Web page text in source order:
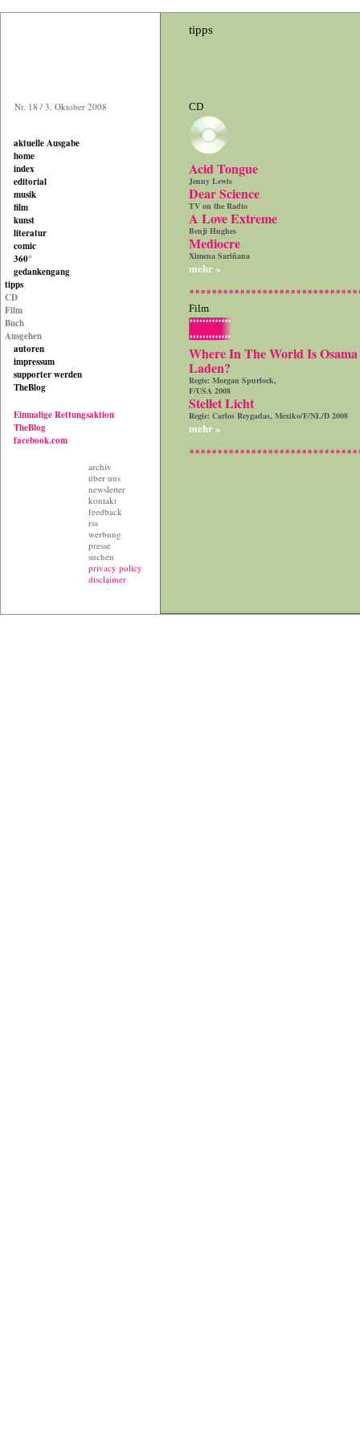
Nr. 18 / 3. Oktober 2008
aktuelle Ausgabe
home
index
editorial
musik
film
kunst
literatur
comic
360°
gedankengang
tipps
CD
Film
Buch
Ausgehen
autoren
impressum
supporter werden
TheBlog
Einmalige Rettungsaktion
TheBlog
facebook.com
archiv
über uns
newsletter
kontakt
feedback
rss
werbung
presse
suchen
privacy policy
disclaimer
tipps
CD
Acid Tongue
Jenny Lewis
Dear Science
TV on the Radio
A Love Extreme
Benji Hughes
Mediocre
Ximena Sariñana
mehr »
Film
Where In The World Is
Laden?
Regie: Morgan Spurlock,
F/USA 2008
Stellet Licht
Regie: Carlos Reygadas, Mexiko/F/NL/D 2008
mehr »